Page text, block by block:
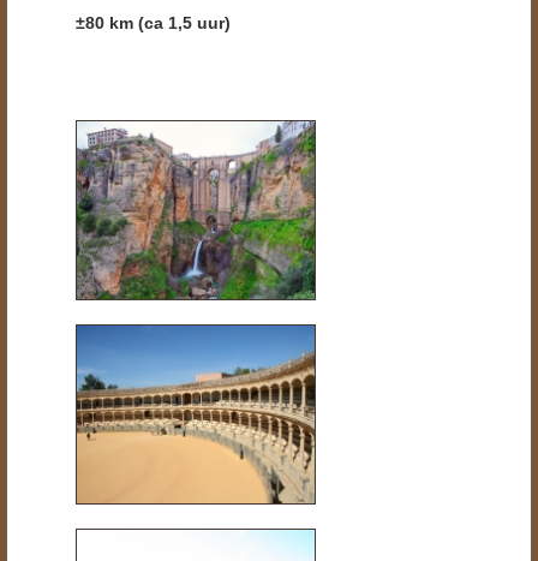
±80 km (ca 1,5 uur)